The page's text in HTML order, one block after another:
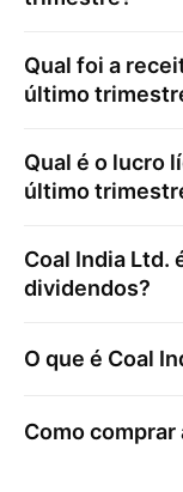
Qual foi a
último
Qual é o lucro
último
Coal India Ltd.
dividendos?
O que é Coal
Como comprar